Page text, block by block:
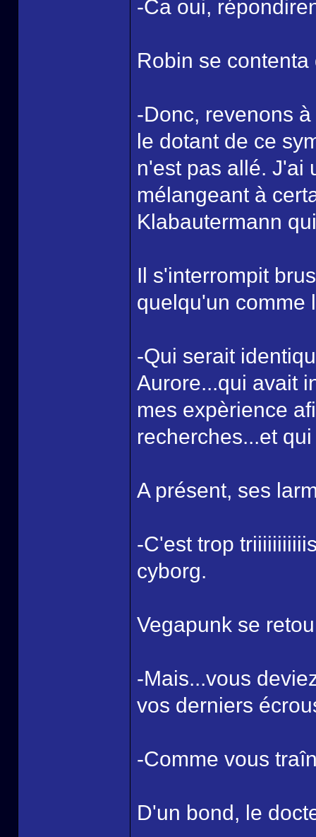
-Ca oui,
Robin se
-Donc, revenons
le dotant de ce
n'est pas allé. J'ai
mélangeant à
Klabautermann
Il s'interrompit
quelqu'un comme
-Qui serait
Aurore...qui avait
mes expèrience
recherches...et
A présent, ses
-C'est trop
cyborg.
Vegapunk se
-Mais...vous
vos derniers
-Comme vous
D'un bond, le